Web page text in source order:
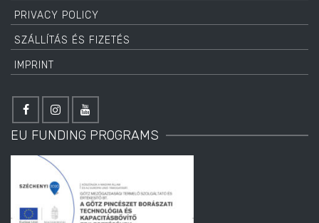
PRIVACY POLICY
SZÁLLÍTÁS ÉS FIZETÉS
IMPRINT
EU FUNDING PROGRAMS